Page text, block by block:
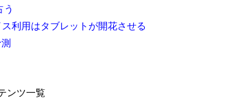
う
利用はタブレットが開花させる
ンツ一覧